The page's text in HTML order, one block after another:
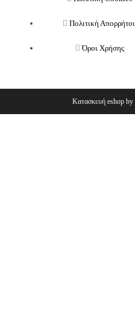
Πολιτική
Όροι Χρήσης
Κατασκευή eshop by